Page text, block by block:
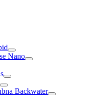
Nano
Backwater